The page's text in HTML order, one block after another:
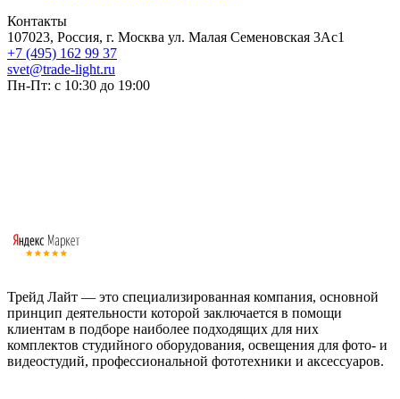
Контакты
107023, Россия, г. Москва ул. Малая Семеновская 3Ас1
+7 (495) 162 99 37
svet@trade-light.ru
Пн-Пт: с 10:30 до 19:00
Трейд Лайт — это специализированная компания, основной
принцип деятельности которой заключается в помощи
клиентам в подборе наиболее подходящих для них
комплектов студийного оборудования, освещения для фото- и
видеостудий, профессиональной фототехники и аксессуаров.